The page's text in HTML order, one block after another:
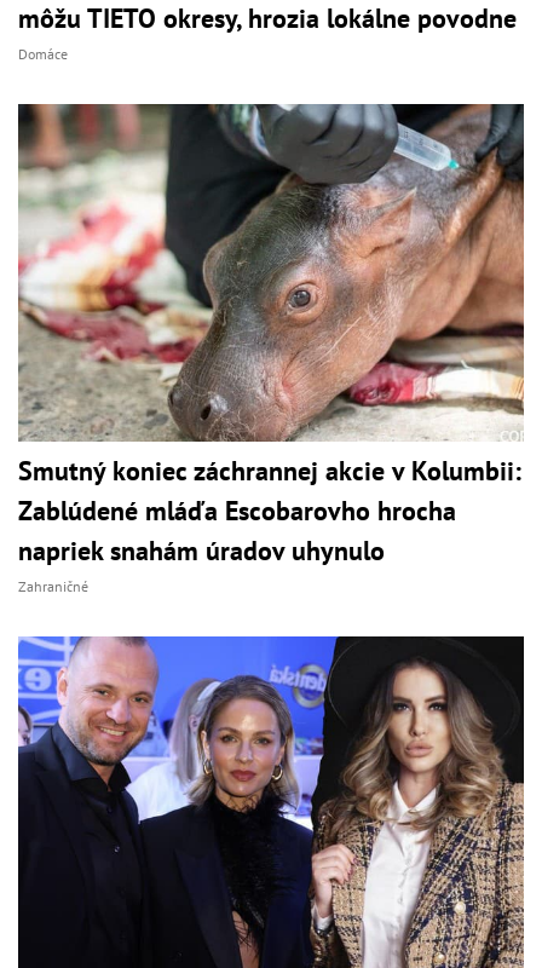
môžu TIETO okresy, hrozia lokálne povodne
Domáce
Smutný koniec záchrannej akcie v Kolumbii:
Zablúdené mláďa Escobarovho hrocha
napriek snahám úradov uhynulo
Zahraničné